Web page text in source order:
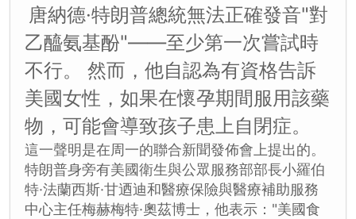
唐納德·特朗普總統無法正確發音"對
乙醯氨基酚"——至少第一次嘗試時
不行。 然而，他自認為有資格告訴
美國女性，如果在懷孕期間服用該藥
物，可能會導致孩子患上自閉症。
這一聲明是在周一的聯合新聞發佈會上提出的。
特朗普身旁有美國衛生與公眾服務部部長小羅伯
特·法蘭西斯·甘迺迪和醫療保險與醫療補助服務
中心主任梅赫梅特·奧茲博士，他表示："美國食